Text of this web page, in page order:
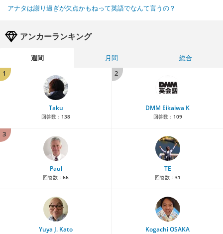
アナタは謝り過ぎが欠点かもねって英語でなんて言うの？
アンカーランキング
週間 月間
総合
1
Taku
回答数： 138
2
DMM Eikaiwa K
回答数： 109
3
Paul
回答数： 66
TE
回答数： 31
Yuya J. Kato Kogachi OSAKA